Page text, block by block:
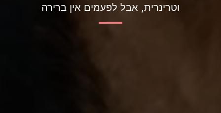
וטרינרית, אבל לפעמים אין ברירה